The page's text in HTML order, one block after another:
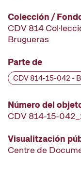
Colección /
CDV 814
Brugueras
Parte de
CDV 814-15-042 -
Número del
CDV 814-15-
Visualitzación
Centre de